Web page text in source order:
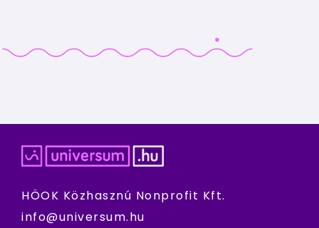
HÖOK Közhasznú Nonprofit Kft.
info@universum.hu